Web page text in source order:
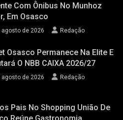
Com Ônibus No Munhoz
Em Osasco
agosto de 2026 Redação
Osasco Permanece Na Elite E
O NBB CAIXA 2026/27
agosto de 2026 Redação
Pais No Shopping União De